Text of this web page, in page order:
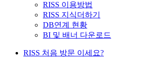
RISS 이용방법
RISS 지식더하기
DB연계 현황
BI 및 배너 다운로드
RISS 처음 방문 이세요?